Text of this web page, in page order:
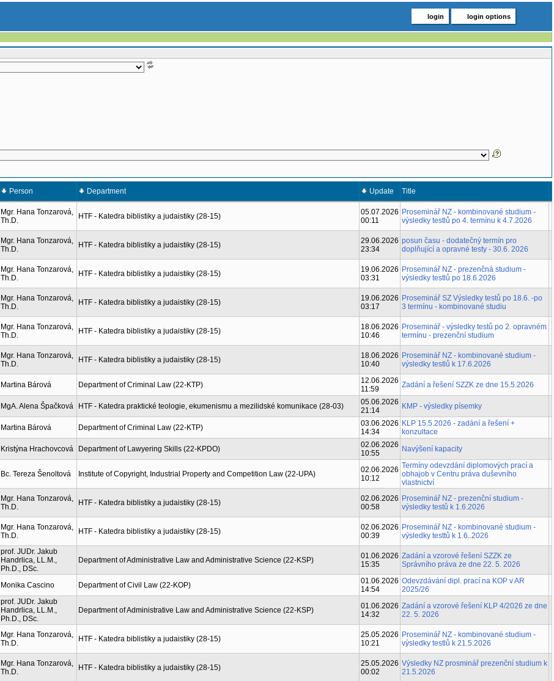
login login options
Person Department Update Title
Mgr. Hana Tonzarová,
Th.D.
HTF - Katedra biblistiky a judaistiky (28-15)
05.07.2026
00:11
Proseminář NZ - kombinované studium -
výsledky testlů po 4. termínu k 4.7.2026
Mgr. Hana Tonzarová,
Th.D.
HTF - Katedra biblistiky a judaistiky (28-15)
29.06.2026
23:34
posun času - dodatečný termín pro
doplňující a opravné testy - 30.6. 2026
Mgr. Hana Tonzarová,
Th.D.
HTF - Katedra biblistiky a judaistiky (28-15)
19.06.2026
03:31
Proseminář NZ - prezenčná studium -
výsledky testlů po 18.6.2026
Mgr. Hana Tonzarová,
Th.D.
HTF - Katedra biblistiky a judaistiky (28-15)
19.06.2026
03:17
Proseminář SZ Výsledky testů po 18.6. -po
3 termínu - kombinované studiu
Mgr. Hana Tonzarová,
Th.D.
HTF - Katedra biblistiky a judaistiky (28-15)
18.06.2026
10:46
Proseminář - výsledky testů po 2. opravném
termínu - prezenční studium
Mgr. Hana Tonzarová,
Th.D.
HTF - Katedra biblistiky a judaistiky (28-15)
18.06.2026
10:40
Proseminář NZ - kombinované studium -
výsledky testlů k 17.6.2026
Martina Bárová Department of Criminal Law (22-KTP)
12.06.2026
11:59
Zadání a řešení SZZK ze dne 15.5.2026
MgA. Alena Špačková HTF - Katedra praktické teologie, ekumenismu a mezilidské komunikace (28-03)
05.06.2026
21:14
KMP - výsledky písemky
Martina Bárová Department of Criminal Law (22-KTP)
03.06.2026
14:34
KLP 15.5.2026 - zadání a řešení +
konzultace
Kristýna Hrachovcová Department of Lawyering Skills (22-KPDO)
02.06.2026
10:55
Navýšení kapacity
Bc. Tereza Šenoltová Institute of Copyright, Industrial Property and Competition Law (22-UPA)
02.06.2026
10:12
Termíny odevzdání diplomových prací a
obhajob v Centru práva duševního
vlastnictví
Mgr. Hana Tonzarová,
Th.D.
HTF - Katedra biblistiky a judaistiky (28-15)
02.06.2026
00:58
Proseminář NZ - prezenční studium -
výsledky testů k 1.6.2026
Mgr. Hana Tonzarová,
Th.D.
HTF - Katedra biblistiky a judaistiky (28-15)
02.06.2026
00:39
Proseminář NZ - kombinované studium -
výsledky testtů k 1.6..2026
prof. JUDr. Jakub
Handrlica, LL.M.,
Ph.D., DSc.
Department of Administrative Law and Administrative Science (22-KSP)
01.06.2026
15:35
Zadání a vzorové řešení SZZK ze
Správního práva ze dne 22. 5. 2026
Monika Cascino Department of Civil Law (22-KOP)
01.06.2026
14:54
Odevzdávání dipl. prací na KOP v AR
2025/26
prof. JUDr. Jakub
Handrlica, LL.M.,
Ph.D., DSc.
Department of Administrative Law and Administrative Science (22-KSP)
01.06.2026
14:32
Zadání a vzorové řešení KLP 4/2026 ze dne
22. 5. 2026
Mgr. Hana Tonzarová,
Th.D.
HTF - Katedra biblistiky a judaistiky (28-15)
25.05.2026
10:21
Proseminář NZ - kombinované studium -
výsledky testlů k 21.5.2026
Mgr. Hana Tonzarová,
Th.D.
HTF - Katedra biblistiky a judaistiky (28-15)
25.05.2026
00:02
Výsledky NZ prosminář prezenční studium k
21.5.2026